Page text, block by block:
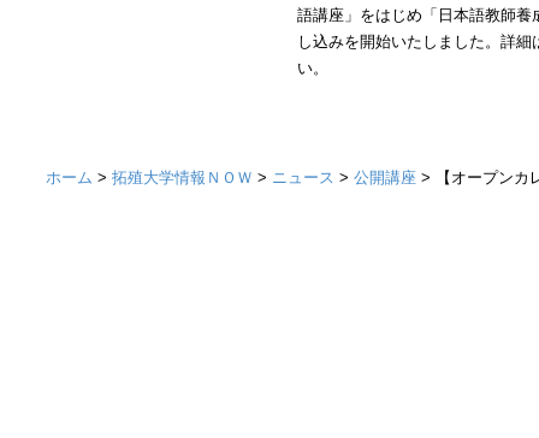
語講座」をはじめ「日本語教師
し込みを開始いたしました。詳
い。
ホーム >拓殖大学情報ＮＯＷ > ニュース >公開講座 > 【オープンカ